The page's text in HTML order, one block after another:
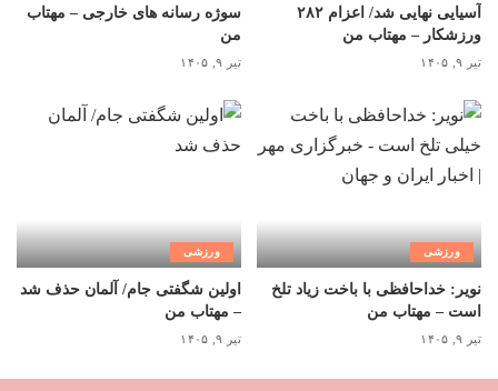
آسیایی نهایی شد/ اعزام ۲۸۲
ورزشکار – مهتاب من
تیر ۹, ۱۴۰۵
سوژه رسانه های خارجی – مهتاب
من
تیر ۹, ۱۴۰۵
ورزشی
نویر: خداحافظی با باخت زیاد تلخ
است – مهتاب من
تیر ۹, ۱۴۰۵
ورزشی
اولین شگفتی جام/ آلمان حذف شد
– مهتاب من
تیر ۹, ۱۴۰۵